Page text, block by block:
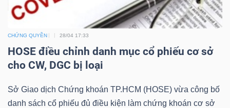
CHỨNG QUYỀN 28/04 17:33
HOSE điều chỉnh danh mục cổ phiếu cơ sở
cho CW, DGC bị loại
Sở Giao dịch Chứng khoán TP.HCM (HOSE) vừa công bố
danh sách cổ phiếu đủ điều kiện làm chứng khoán cơ sở
VĨ
MÔ
NGÀNH